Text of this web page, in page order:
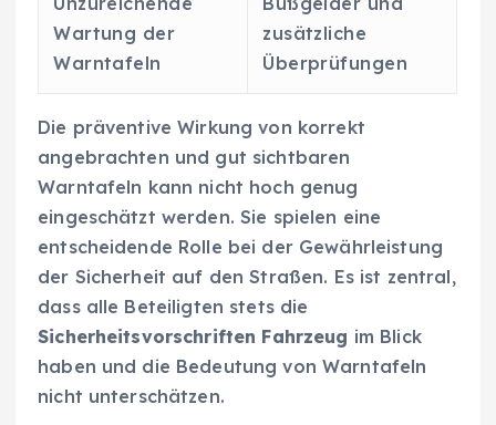
Wartung der
Warntafeln
zusätzliche
Überprüfungen
Die präventive Wirkung von korrekt
angebrachten und gut sichtbaren
Warntafeln kann nicht hoch genug
eingeschätzt werden. Sie spielen eine
entscheidende Rolle bei der Gewährleistung
der Sicherheit auf den Straßen. Es ist zentral,
dass alle Beteiligten stets die
Sicherheitsvorschriften Fahrzeug im Blick
haben und die Bedeutung von Warntafeln
nicht unterschätzen.